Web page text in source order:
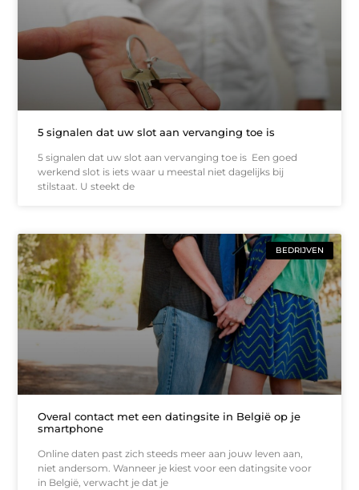
5 signalen dat uw slot aan vervanging toe is
5 signalen dat uw slot aan vervanging toe is Een goed
werkend slot is iets waar u meestal niet dagelijks bij
stilstaat. U steekt de
BEDRIJVEN
Overal contact met een datingsite in België op je
smartphone
Online daten past zich steeds meer aan jouw leven aan,
niet andersom. Wanneer je kiest voor een datingsite voor
in België, verwacht je dat je